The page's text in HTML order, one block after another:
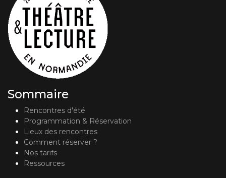
Sommaire
Rencontres d'été
Programmation & Réservation
Lieux des rencontres
Comment réserver ?
Nos tarifs
Ressources